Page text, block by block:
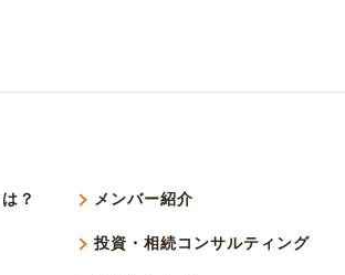
？ メンバー紹介
投資・相続コンサルティング